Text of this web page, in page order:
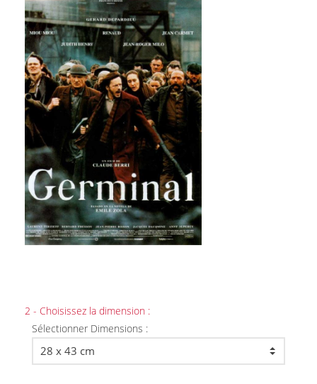
2 - Choisissez la dimension :
Sélectionner Dimensions :